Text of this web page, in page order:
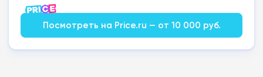
Посмотреть на Price.ru — от 10 000 руб.